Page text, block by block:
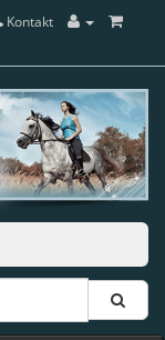
Kontakt